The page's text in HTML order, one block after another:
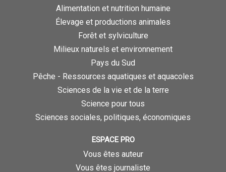
Alimentation et nutrition humaine
Élevage et productions animales
Forêt et sylviculture
Milieux naturels et environnement
Pays du Sud
Pêche - Ressources aquatiques et aquacoles
Sciences de la vie et de la terre
Science pour tous
Sciences sociales, politiques, économiques
ESPACE PRO
Vous êtes auteur
Vous êtes journaliste